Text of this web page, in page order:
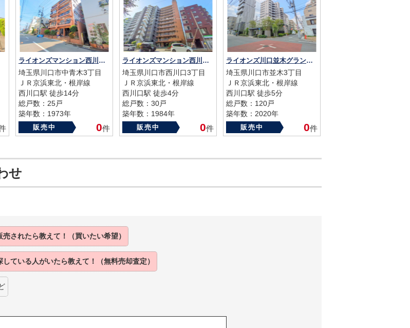
ライオンズマンション西川口
埼玉県川口市中青木3丁目
ＪＲ京浜東北・根岸線
西川口駅 徒歩14分
総戸数：25戸
築年数：1973年
販売中 0件
ライオンズマンション西川口第6
埼玉県川口市西川口3丁目
ＪＲ京浜東北・根岸線
西川口駅 徒歩4分
総戸数：30戸
築年数：1984年
販売中 0件
ライオンズ川口並木グランゲート
埼玉県川口市並木3丁目
ＪＲ京浜東北・根岸線
西川口駅 徒歩5分
総戸数：120戸
築年数：2020年
販売中 0件
せ
売されたら教えて！（買いたい希望）
している人がいたら教えて！（無料売却査定）